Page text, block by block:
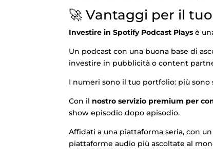
🚀 Vantaggi per il
Investire in Spotify Podcast Plays è
Un podcast con una buona base di
investire in pubblicità o content
I numeri sono il tuo portfolio: più
Con il nostro servizio premium per
show episodio dopo episodio.
Affidati a una piattaforma seria, con
piattaforme audio più ascoltate al